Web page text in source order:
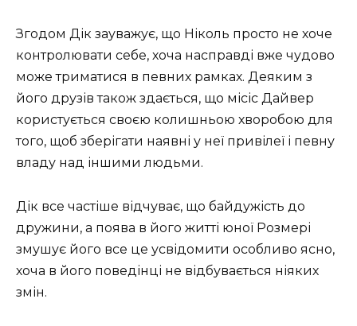
Згодом Дік зауважує, що Ніколь просто не хоче
контролювати себе, хоча насправді вже чудово
може триматися в певних рамках. Деяким з
його друзів також здається, що місіс Дайвер
користується своєю колишньою хворобою для
того, щоб зберігати наявні у неї привілеї і певну
владу над іншими людьми.
Дік все частіше відчуває, що байдужість до
дружини, а поява в його житті юної Розмері
змушує його все це усвідомити особливо ясно,
хоча в його поведінці не відбувається ніяких
змін.